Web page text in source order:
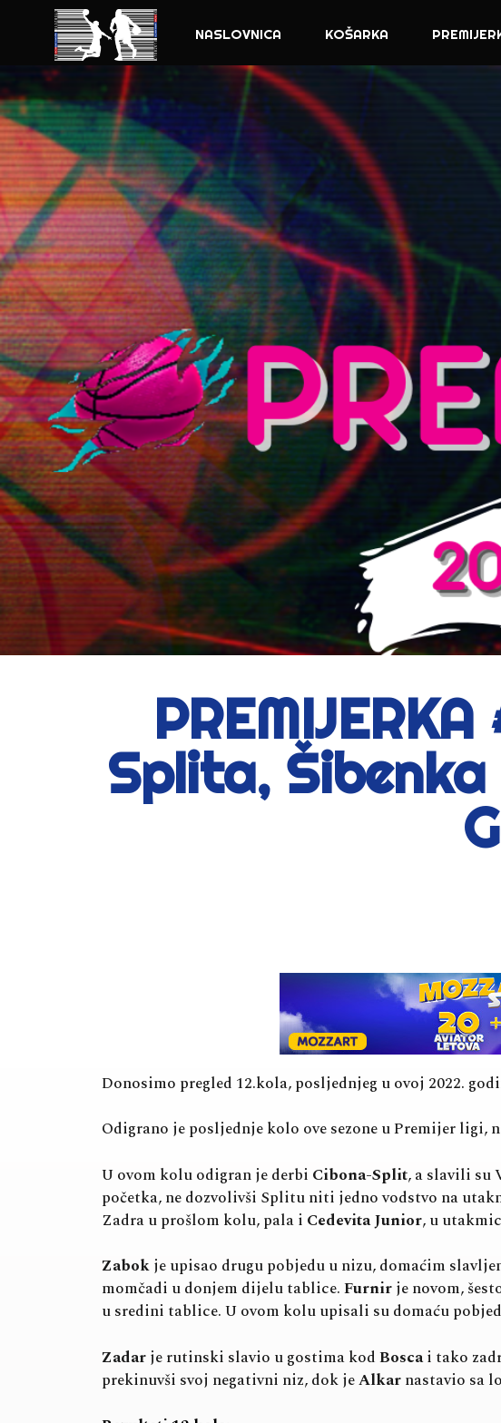
NASLOVNICA KOŠARKA
Splita,
Donosimo pregled 12.kola, posljednjeg u ovoj 2022.
Odigrano je posljednje kolo ove sezone u Premijer ligi,
U ovom kolu odigran je derbi Cibona-Split, a slavili su
početka, ne dozvolivši Splitu niti jedno vodstvo na
Zadra u prošlom kolu, pala i Cedevita Junior, u
Zabokje upisao drugu pobjedu u nizu, domaćim
momčadi u donjem dijelu tablice.Furnirje novom,
u sredini tablice. U ovom kolu upisali su domaću
Zadarje rutinski slavio u gostima kodBoscai tako
prekinuvši svoj negativni niz, dok jeAlkarnastavio sa